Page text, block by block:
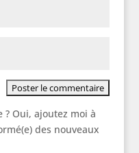
? Oui, ajoutez moi à
des nouveaux